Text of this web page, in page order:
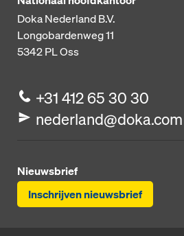
Doka Nederland B.V.
Longobardenweg 11
5342 PLOss
+31 412 65 30 30
nederland@doka.com
Nieuwsbrief
Inschrijven nieuwsbrief